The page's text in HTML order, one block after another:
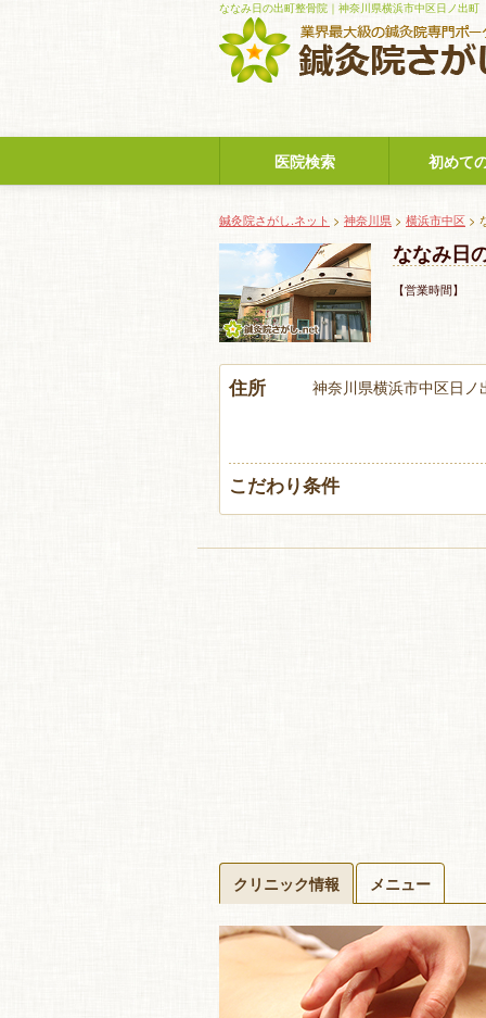
ななみ日の出町整骨院｜神奈川県横浜市中区日ノ出町
医院検索 初めて
鍼灸院さがし.ネット > 神奈川県 > 横浜市中区 >
ななみ日
【営業時間】
住所 神奈川県横浜市中区日ノ
こだわり条件
クリニック情報 メニュー